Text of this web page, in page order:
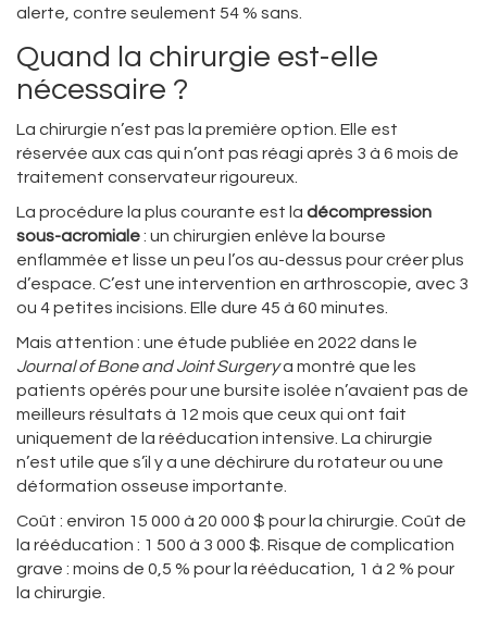
alerte, contre seulement 54 % sans.
Quand la chirurgie est-elle
nécessaire ?
La chirurgie n’est pas la première option. Elle est
réservée aux cas qui n’ont pas réagi après 3 à 6 mois de
traitement conservateur rigoureux.
La procédure la plus courante est la décompression
sous-acromiale: un chirurgien enlève la bourse
enflammée et lisse un peu l’os au-dessus pour créer plus
d’espace. C’est une intervention en arthroscopie, avec 3
ou 4 petites incisions. Elle dure 45 à 60 minutes.
Mais attention : une étude publiée en 2022 dans le
Journal of Bone and Joint Surgerya montré que les
patients opérés pour une bursite isolée n’avaient pas de
meilleurs résultats à 12 mois que ceux qui ont fait
uniquement de la rééducation intensive. La chirurgie
n’est utile que s’il y a une déchirure du rotateur ou une
déformation osseuse importante.
Coût : environ 15 000 à 20 000 $ pour la chirurgie. Coût de
la rééducation : 1 500 à 3 000 $. Risque de complication
grave : moins de 0,5 % pour la rééducation, 1 à 2 % pour
la chirurgie.